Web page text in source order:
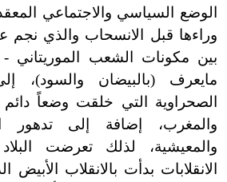
الوضع السياسي والاجتماعي
وراءها قبل الانسحاب والذي نجم
بين مكونات الشعب الموريتاني
مايعرف (بالبيضان والسود)،
الصحراوية التي خلقت وضعاً دائم
والمغرب، إضافة إلى تدهور
والمعيشية، لذلك تعرضت
الانقلابات بدأت بالانقلاب